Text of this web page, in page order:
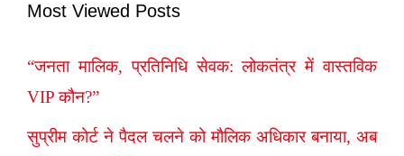
Most Viewed Posts
“जनता मालिक, प्रतिनिधि सेवक: लोकतंत्र में वास्तविक
VIP कौन?”
सुप्रीम कोर्ट ने पैदल चलने को मौलिक अधिकार बनाया, अब